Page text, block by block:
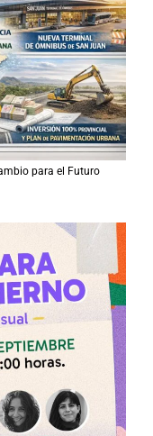
para el Futuro